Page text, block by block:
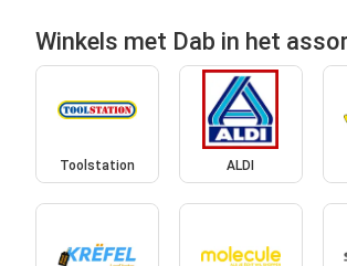
Winkels met Dab in het
Toolstation ALDI